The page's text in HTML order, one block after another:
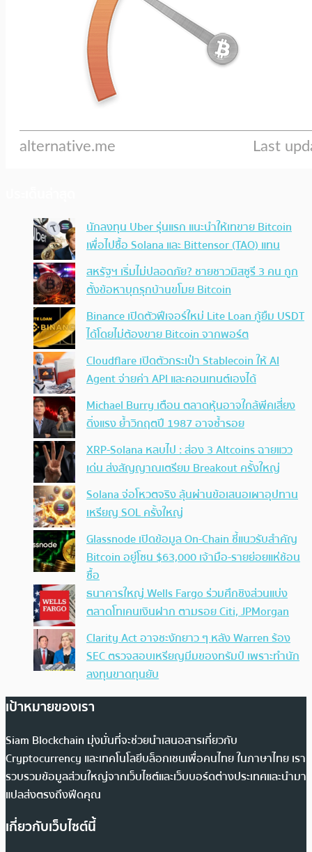
นักลงทุน Uber รุ่นแรก แนะนำให้เทขาย Bitcoin
เพื่อไปซื้อ Solana และ Bittensor (TAO) แทน
สหรัฐฯ เริ่มไม่ปลอดภัย? ชายชาวมิสซูรี 3 คน ถูก
ตั้งข้อหาบุกรุกบ้านขโมย Bitcoin
Binance เปิดตัวฟีเจอร์ใหม่ Lite Loan กู้ยืม USDT
ได้โดยไม่ต้องขาย Bitcoin จากพอร์ต
Cloudflare เปิดตัวกระเป๋า Stablecoin ให้ AI
Agent จ่ายค่า API และคอนเทนต์เองได้
Michael Burry เตือน ตลาดหุ้นอาจใกล้พีคเสี่ยง
ดิ่งแรง ย้ำวิกฤตปี 1987 อาจซ้ำรอย
XRP-Solana หลบไป : ส่อง 3 Altcoins ฉายแวว
เด่น ส่งสัญญาณเตรียม Breakout ครั้งใหญ่
Solana จ่อโหวตจริง ลุ้นผ่านข้อเสนอเผาอุปทาน
เหรียญ SOL ครั้งใหญ่
Glassnode เปิดข้อมูล On-Chain ชี้แนวรับสำคัญ
Bitcoin อยู่โซน $63,000 เจ้ามือ-รายย่อยแห่ช้อน
ซื้อ
ธนาคารใหญ่ Wells Fargo ร่วมศึกชิงส่วนแบ่ง
ตลาดโทเคนเงินฝาก ตามรอย Citi, JPMorgan
Clarity Act อาจชะงักยาว ๆ หลัง Warren ร้อง
SEC ตรวจสอบเหรียญมีมของทรัมป์ เพราะทำนัก
ลงทุนขาดทุนยับ
เป้าหมายของเรา
Siam Blockchain มุ่งมั่นที่จะช่วยนำเสนอสารเกี่ยวกับ
Cryptocurrency และเทคโนโลยีบล็อกเชนเพื่อคนไทย ในภาษาไทย เรา
รวบรวมข้อมูลส่วนใหญ่จากเว็บไซต์และเว็บบอร์ดต่างประเทศและนำมา
แปลส่งตรงถึงฟีดคุณ
เกี่ยวกับเว็บไซต์นี้